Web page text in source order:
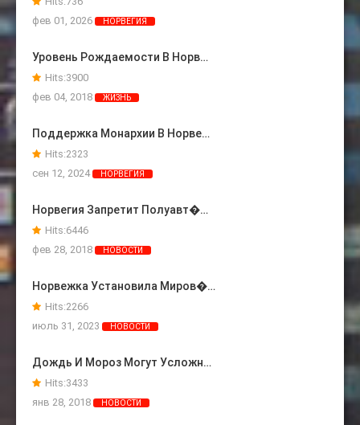
фев 01, 2026
НОРВЕГИЯ
Уровень Рождаемости В Норв…
Hits:3900
фев 04, 2018
ЖИЗНЬ
Поддержка Монархии В Норве…
Hits:2323
сен 12, 2024
НОРВЕГИЯ
Норвегия Запретит Полуавт�…
Hits:6446
фев 28, 2018
НОВОСТИ
Норвежка Установила Миров�…
Hits:2266
июль 31, 2023
НОВОСТИ
Дождь И Мороз Могут Усложн…
Hits:3433
янв 28, 2018
НОВОСТИ